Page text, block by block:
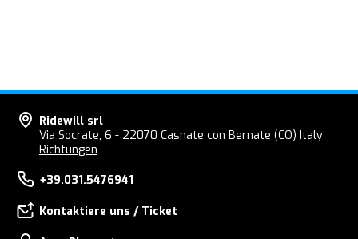
Ridewill srl
Via Socrate, 6 - 22070 Casnate con Bernate (CO) Italy
Richtungen
+39.031.5476941
Kontaktiere uns / Ticket